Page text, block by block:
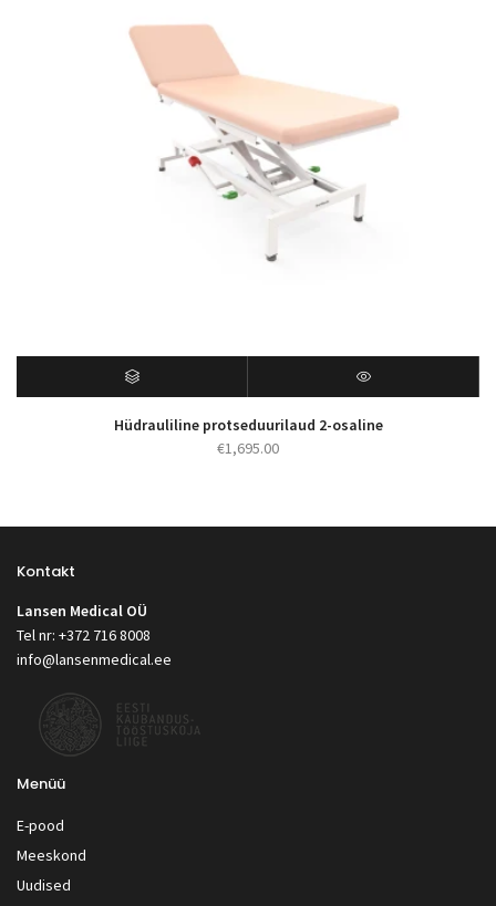
Hüdrauliline protseduurilaud 2-osaline
€1,695.00
Kontakt
Lansen Medical OÜ
Tel nr: +372 716 8008
info@lansenmedical.ee
Menüü
E-pood
Meeskond
Uudised